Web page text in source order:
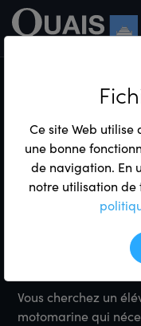
Élévateurs
Élévateur
Vous cherchez un
motomarine qui
Ce site Web utilise
une bonne
de navigation. En
notre utilisation